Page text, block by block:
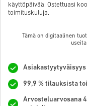
käyttöpäivää. Ostettuasi
toimituskuluja.
Tämä on digitaalinen
99,9 % tilauksista
Arvosteluarvosana